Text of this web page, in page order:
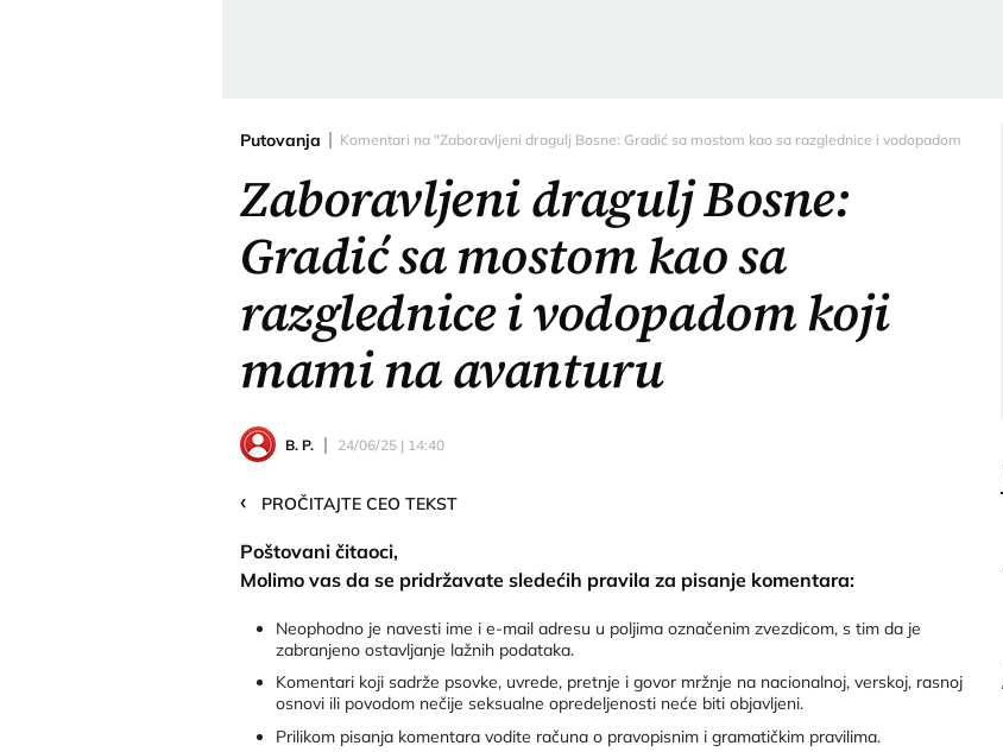
Putovanja Komentari na "Zaboravljeni dragulj Bosne: Gradić sa mostom kao sa razglednice i vodopadom koji
Zaboravljeni dragulj Bosne:
Gradić sa mostom kao sa
razglednice i vodopadom koji
mami na avanturu
B. P. 24/06/25 | 14:40
‹ PROČITAJTE CEO TEKST
Poštovani čitaoci,
Molimo vas da se pridržavate sledećih pravila za pisanje komentara:
Neophodno je navesti ime i e-mail adresu u poljima označenim zvezdicom, s tim da je
zabranjeno ostavljanje lažnih podataka.
Komentari koji sadrže psovke, uvrede, pretnje i govor mržnje na nacionalnoj, verskoj, rasnoj
osnovi ili povodom nečije seksualne opredeljenosti neće biti objavljeni.
Prilikom pisanja komentara vodite računa o pravopisnim i gramatičkim pravilima.